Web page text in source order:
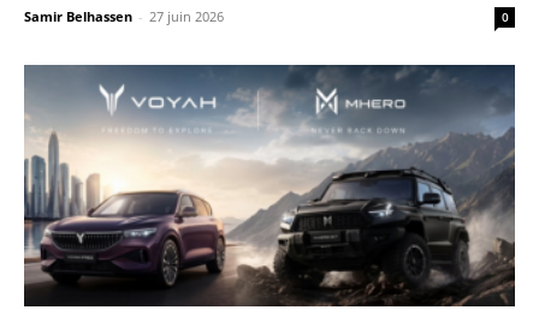
Samir Belhassen - 27 juin 2026 0